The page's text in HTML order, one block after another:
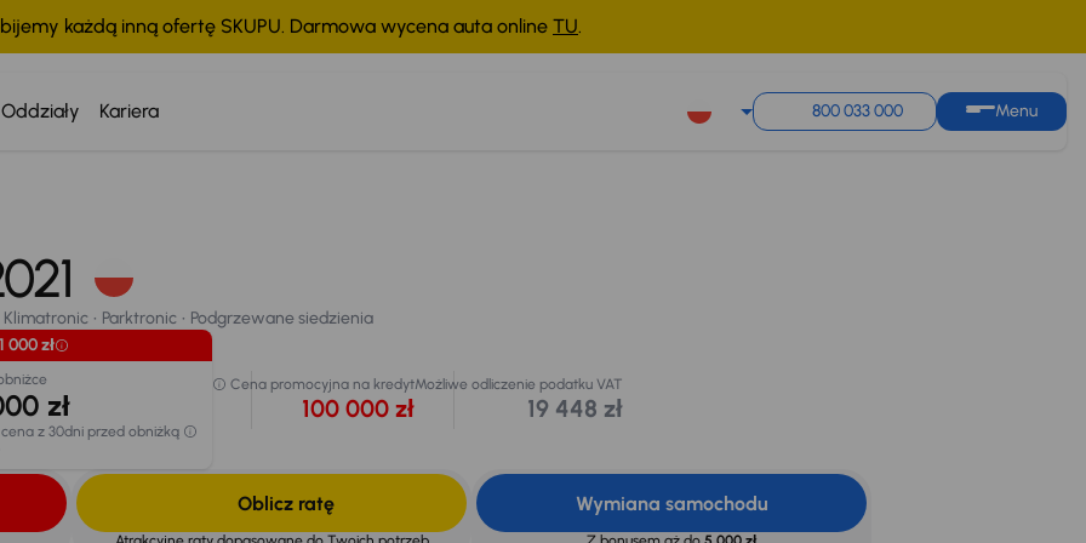
każdą inną ofertę SKUPU. Darmowa wycena auta online TU.
Oddziały Kariera 800 033 000 Menu
Klimatronic Parktronic
Podgrzewane siedzienia
000 zł
zł
z 30dni przed obniżką
Cena promocyjna na kredyt
100 000 zł
Możliwe odliczenie podatku VAT
19 448 zł
Oblicz ratę Wymiana samochodu